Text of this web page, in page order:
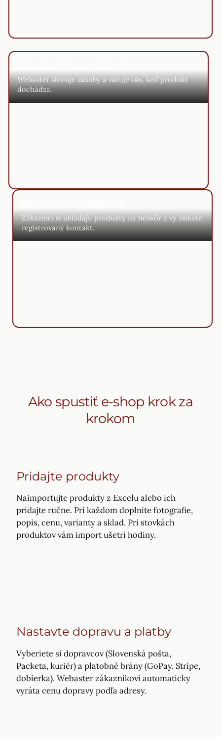
Webaster sleduje zásoby a varuje vás, keď produkt
dochádza.
Zákazníci si ukladajú produkty na neskôr a vy získate
registrovaný kontakt.
Ako spustiť e-shop krok za
krokom
Pridajte produkty
Naimportujte produkty z Excelu alebo ich
pridajte ručne. Pri každom doplníte fotografie,
popis, cenu, varianty a sklad. Pri stovkách
produktov vám import ušetrí hodiny.
Nastavte dopravu a platby
Vyberiete si dopravcov (Slovenská pošta,
Packeta, kuriér) a platobné brány (GoPay, Stripe,
dobierka). Webaster zákazníkovi automaticky
vyráta cenu dopravy podľa adresy.